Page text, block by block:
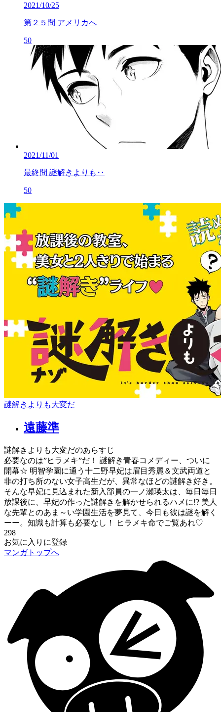
2021/10/25
第２５問 アメリカへ
50
2021/11/01
最終問 謎解きよりも‥
50
謎解きよりも大変だ
遠藤準
謎解きよりも大変だのあらすじ
必要なのは”ヒラメキ”だ！ 謎解き青春コメディー、ついに
開幕☆ 明智学園に通う十二野早妃は眉目秀麗＆文武両道と
非の打ち所のない女子高生だが、異常なほどの謎解き好き。
そんな早妃に見込まれた新入部員の一ノ瀬瑛太は、毎日毎日
放課後に、早妃の作った謎解きを解かせられるハメに!? 美人
な先輩とのあま～い学園生活を夢見て、今日も彼は謎を解く
ーー。知識も計算も必要なし！ ヒラメキ命でご覧あれ♡
298
お気に入りに登録
マンガトップへ